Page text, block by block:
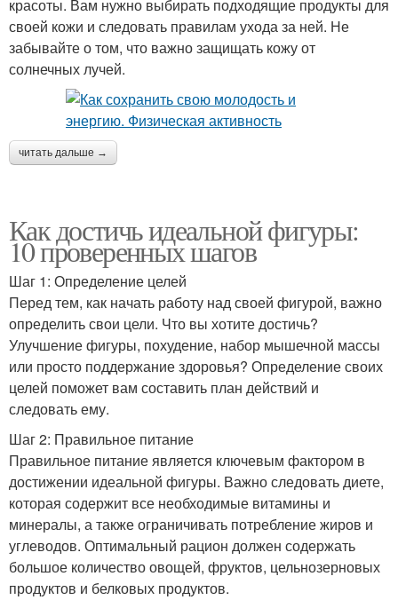
красоты. Вам нужно выбирать подходящие продукты для
своей кожи и следовать правилам ухода за ней. Не
забывайте о том, что важно защищать кожу от
солнечных лучей.
читать дальше →
Как достичь идеальной фигуры:
10 проверенных шагов
Шаг 1: Определение целей
Перед тем, как начать работу над своей фигурой, важно
определить свои цели. Что вы хотите достичь?
Улучшение фигуры, похудение, набор мышечной массы
или просто поддержание здоровья? Определение своих
целей поможет вам составить план действий и
следовать ему.
Шаг 2: Правильное питание
Правильное питание является ключевым фактором в
достижении идеальной фигуры. Важно следовать диете,
которая содержит все необходимые витамины и
минералы, а также ограничивать потребление жиров и
углеводов. Оптимальный рацион должен содержать
большое количество овощей, фруктов, цельнозерновых
продуктов и белковых продуктов.